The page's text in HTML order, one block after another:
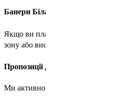
Банери Біла Церква: Яскраві
Якщо ви плануєте урочистість або
зону або виставковий куточок.
Пропозиції для дитячих
Ми активно допомагаємо